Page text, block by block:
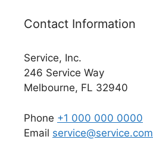
Contact Information
Service, Inc.
246 Service Way
Melbourne, FL 32940
Phone +1 000 000 0000
Email service@service.com